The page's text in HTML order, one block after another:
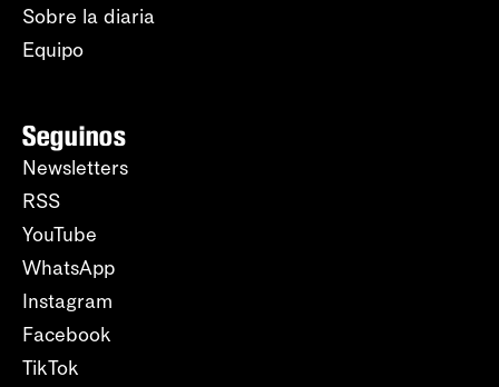
Sobre la diaria
Equipo
Seguinos
Newsletters
RSS
YouTube
WhatsApp
Instagram
Facebook
TikTok